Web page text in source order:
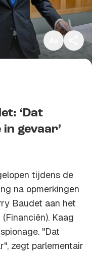
Standaard
Groot
‘Dat
gevaar’
tijdens de
na opmerkingen
Baudet aan het
Kaag
"Dat
zegt parlementair